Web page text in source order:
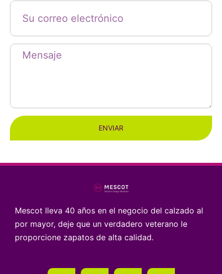
ENVIAR
Mescot lleva 40 años en el negocio del calzado al
por mayor, deje que un verdadero veterano le
proporcione zapatos de alta calidad.